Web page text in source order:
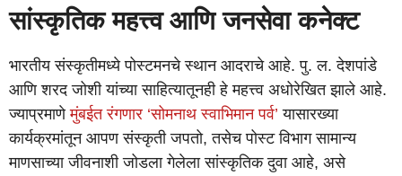
सांस्कृतिक महत्त्व आणि जनसेवा कनेक्ट
भारतीय संस्कृतीमध्ये पोस्टमनचे स्थान आदराचे आहे. पु. ल. देशपांडे
आणि शरद जोशी यांच्या साहित्यातूनही हे महत्त्व अधोरेखित झाले आहे.
ज्याप्रमाणेमुंबईत रंगणार ‘सोमनाथ स्वाभिमान पर्व’ यासारख्या
कार्यक्रमांतून आपण संस्कृती जपतो, तसेच पोस्ट विभाग सामान्य
माणसाच्या जीवनाशी जोडला गेलेला सांस्कृतिक दुवा आहे, असे